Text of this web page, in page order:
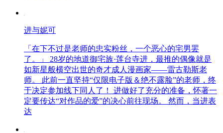
进与妮可
「在下不过是老师的忠实粉丝，一个恶心的宅男罢
了。」 28岁的地道御宅族·莲台寺进，最推的偶像就是
如新星般横空出世的奇才成人漫画家——雷古勒斯老
师。 此前一直坚持“仅限电子版＆绝不露脸”的老师，终
于决定参加线下同人了！ 进做好了充分的准备，怀著一
定要传达“对作品的爱”的决心前往现场。 然而，当进表
达